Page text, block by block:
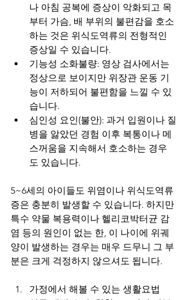
나 아침 공복에 증상이 악화되고 목
부터 가슴, 배 부위의 불편감을 호소
하는 것은 위식도역류의 전형적인
증상일 수 있습니다.
기능성 소화불량: 영상 검사에서는
정상으로 보이지만 위장관 운동 기
능이 저하되어 불편함을 느낄 수 있
습니다.
심인성 요인(불안): 과거 입원이나 질
병을 앓았던 경험 이후 복통이나 메
스꺼움을 지속해서 호소하는 경우
도 있습니다.
5~6세의 아이들도 위염이나 위식도역류
증은 충분히 발생할 수 있습니다. 하지만
특수 약물 복용력이나 헬리코박터균 감
염 등의 원인이 없는 한, 이 나이에 위궤
양이 발생하는 경우는 매우 드무니 그 부
분은 크게 걱정하지 않으셔도 됩니다.
가정에서 해볼 수 있는 생활요법